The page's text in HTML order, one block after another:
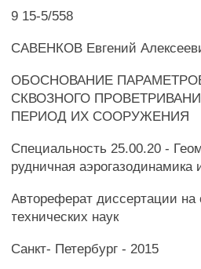
9 15-5/558
САВЕНКОВ Евгений
ОБОСНОВАНИЕ
СКВОЗНОГО
ПЕРИОД ИХ СООРУЖЕНИЯ
Специальность 25.00.20 -
рудничная аэрогазодинамика
Автореферат диссертации на
технических наук
Санкт- Петербург - 2015